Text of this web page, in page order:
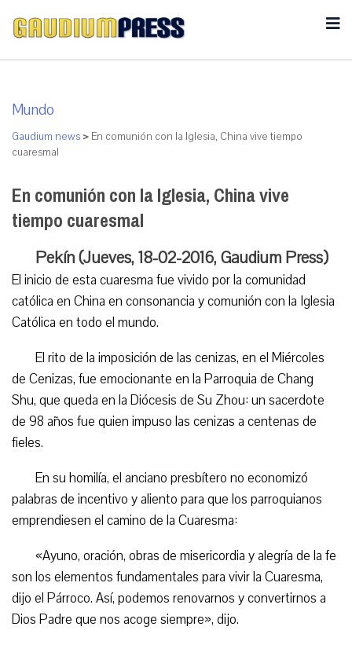
Mundo
Gaudium news > En comunión con la Iglesia, China vive tiempo
cuaresmal
En comunión con la Iglesia, China vive
tiempo cuaresmal
Pekín (Jueves, 18-02-2016, Gaudium Press)
El inicio de esta cuaresma fue vivido por la comunidad
católica en China en consonancia y comunión con la Iglesia
Católica en todo el mundo.
El rito de la imposición de las cenizas, en el Miércoles
de Cenizas, fue emocionante en la Parroquia de Chang
Shu, que queda en la Diócesis de Su Zhou: un sacerdote
de 98 años fue quien impuso las cenizas a centenas de
fieles.
En su homilía, el anciano presbítero no economizó
palabras de incentivo y aliento para que los parroquianos
emprendiesen el camino de la Cuaresma:
«Ayuno, oración, obras de misericordia y alegría de la fe
son los elementos fundamentales para vivir la Cuaresma,
dijo el Párroco. Así, podemos renovarnos y convertirnos a
Dios Padre que nos acoge siempre», dijo.